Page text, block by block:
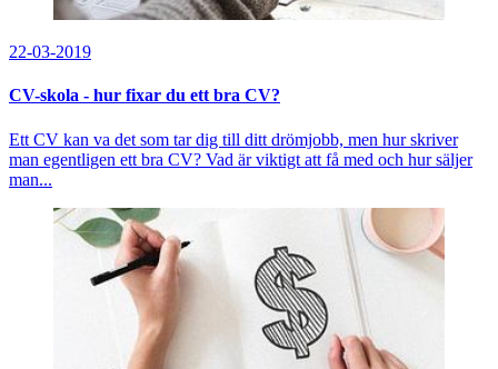
22-03-2019
CV-skola - hur fixar du ett bra CV?
Ett CV kan va det som tar dig till ditt drömjobb, men hur skriver
man egentligen ett bra CV? Vad är viktigt att få med och hur säljer
man...